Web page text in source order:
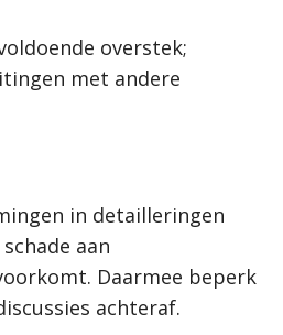
overstek;
met andere
in detailleringen
aan
Daarmee beperk
achteraf.